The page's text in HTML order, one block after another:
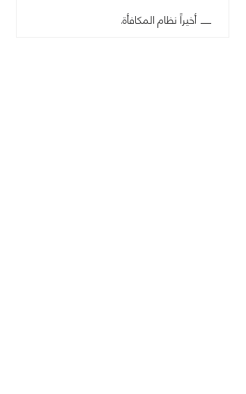
أخيراً نظام المكافأة.